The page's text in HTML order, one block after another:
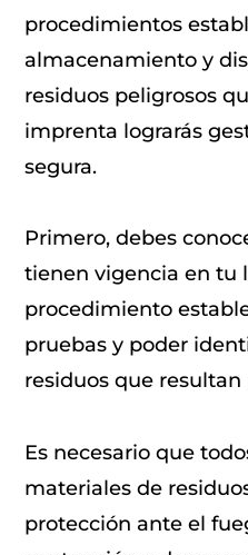
procedimientos
almacenamiento y
residuos peligrosos
imprenta lograrás
segura.
Primero, debes
tienen vigencia en tu
procedimiento
pruebas y poder
residuos que resultan
Es necesario que
materiales de
protección ante el